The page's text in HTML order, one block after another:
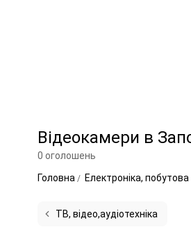
Відеокамери в
0 оголошень
Головна
Електроніка, побутова
ТВ, відео,аудіотехніка